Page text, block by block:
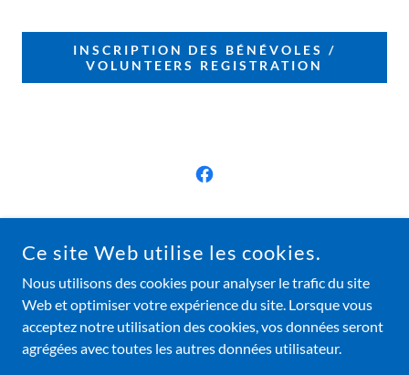
INSCRIPTION DES BÉNÉVOLES /
VOLUNTEERS REGISTRATION
Accueil
Tableau Virtuel
Bénévoles/Volunteers
Ce site Web utilise les cookies.
Nous utilisons des cookies pour analyser le trafic du site
Web et optimiser votre expérience du site. Lorsque vous
acceptez notre utilisation des cookies, vos données seront
agrégées avec toutes les autres données utilisateur.